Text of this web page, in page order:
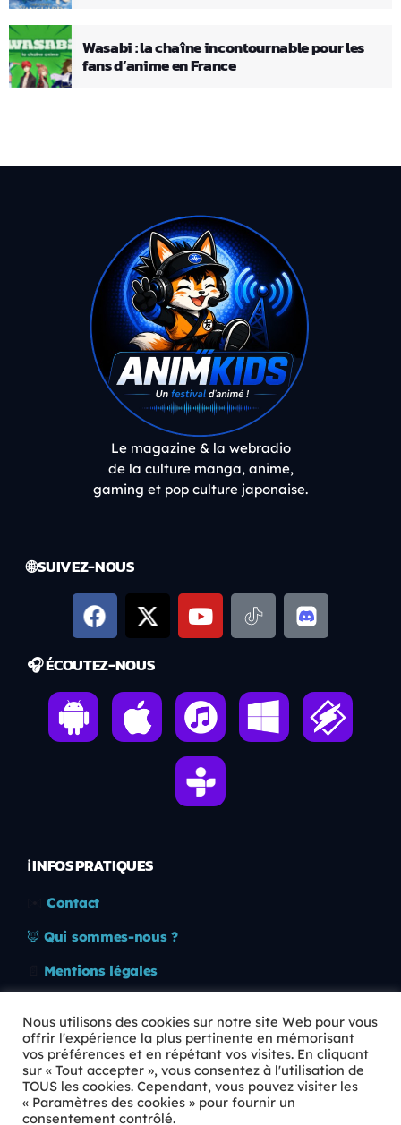
Wasabi : la chaîne incontournable pour les
fans d’anime en France
Le magazine & la webradio
de la culture manga, anime,
gaming et pop culture japonaise.
🌐 SUIVEZ-NOUS
🎧 ÉCOUTEZ-NOUS
ℹ️ INFOS PRATIQUES
Contact
🦊 Qui sommes-nous ?
Mentions légales
🛡️ RGPD
Copyright © 2026 Animkids. Tous droits réservés.
Nous utilisons des cookies sur notre site Web pour vous
offrir l'expérience la plus pertinente en mémorisant
vos préférences et en répétant vos visites. En cliquant
sur « Tout accepter », vous consentez à l'utilisation de
TOUS les cookies. Cependant, vous pouvez visiter les
« Paramètres des cookies » pour fournir un
consentement contrôlé.